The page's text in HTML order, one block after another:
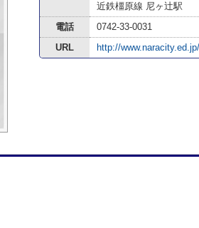
近鉄橿原線 尼ヶ辻駅
電話
0742-33-0031
URL
http://